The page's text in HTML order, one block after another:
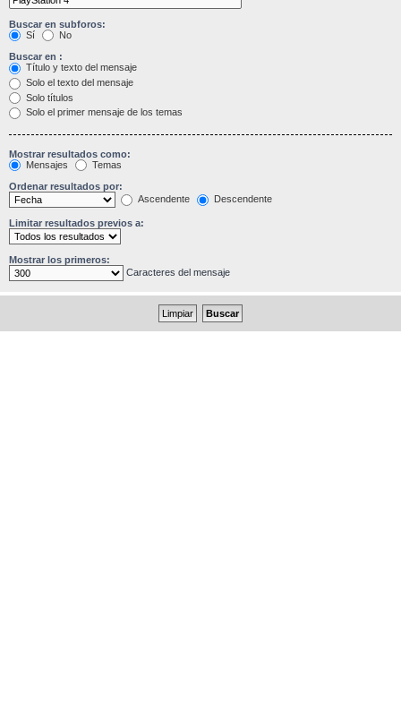
Buscar en subforos:
Sí
No
Buscar en :
Título y texto del mensaje
Solo el texto del mensaje
Solo títulos
Solo el primer mensaje de los temas
Mostrar resultados como:
Mensajes
Temas
Ordenar resultados por:
Ascendente
Descendente
Limitar resultados previos a:
Mostrar los primeros:
Caracteres del mensaje